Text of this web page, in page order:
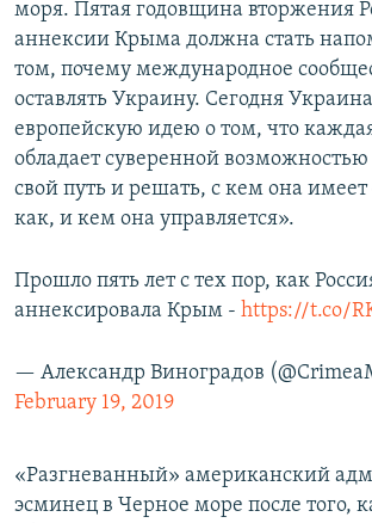
моря. Пятая годовщина вторжения
аннексии Крыма должна стать
том, почему международное
оставлять Украину. Сегодня
европейскую идею о том, что
обладает суверенной возможностью
свой путь и решать, с кем она
как, и кем она управляется».
Прошло пять лет с тех пор, как
аннексировала Крым - https://t.co/
— Александр Виноградов
February 19, 2019
«Разгневанный» американский
эсминец в Черное море после того,